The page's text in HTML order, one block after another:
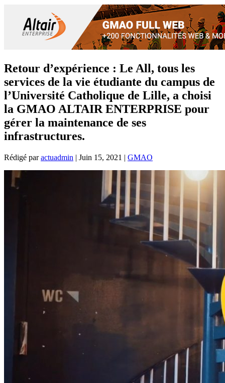
Retour d’expérience : Le All, tous les
services de la vie étudiante du campus de
l’Université Catholique de Lille, a choisi
la GMAO ALTAIR ENTERPRISE pour
gérer la maintenance de ses
infrastructures.
Rédigé paractuadmin | Juin 15, 2021 | GMAO